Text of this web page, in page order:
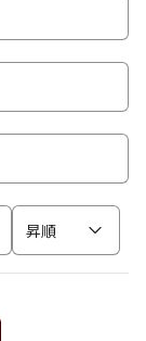
昇順